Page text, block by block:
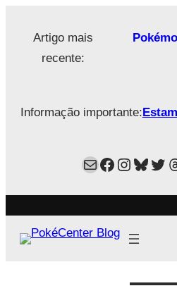
Artigo mais
recente:
Informação importante:
MailFacebook